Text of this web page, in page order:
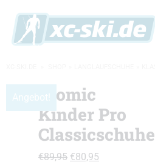
Angebot!Atomic
Kinder Pro
Classicschuhe
€89,95 Ursprünglicher
€80,95